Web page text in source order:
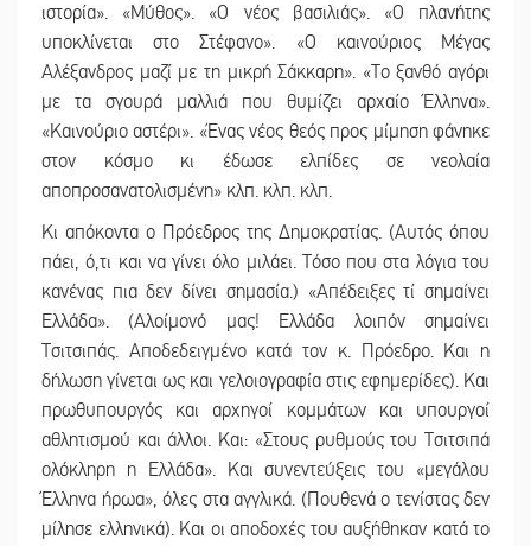
ιστορία». «Μύθος». «Ο νέος βασιλιάς». «Ο πλανήτης
υποκλίνεται στο Στέφανο». «Ο καινούριος Μέγας
Αλέξανδρος μαζί με τη μικρή Σάκκαρη». «Το ξανθό αγόρι
με τα σγουρά μαλλιά που θυμίζει αρχαίο Έλληνα».
«Καινούριο αστέρι». «Ένας νέος θεός προς μίμηση φάνηκε
στον κόσμο κι έδωσε ελπίδες σε νεολαία
αποπροσανατολισμένη» κλπ. κλπ. κλπ.
Κι απόκοντα ο Πρόεδρος της Δημοκρατίας. (Αυτός όπου
πάει, ό,τι και να γίνει όλο μιλάει. Τόσο που στα λόγια του
κανένας πια δεν δίνει σημασία.) «Απέδειξες τί σημαίνει
Ελλάδα». (Αλοίμονό μας! Ελλάδα λοιπόν σημαίνει
Τσιτσιπάς. Αποδεδειγμένο κατά τον κ. Πρόεδρο. Και η
δήλωση γίνεται ως και γελοιογραφία στις εφημερίδες). Και
πρωθυπουργός και αρχηγοί κομμάτων και υπουργοί
αθλητισμού και άλλοι. Και: «Στους ρυθμούς του Τσιτσιπά
ολόκληρη η Ελλάδα». Και συνεντεύξεις του «μεγάλου
Έλληνα ήρωα», όλες στα αγγλικά. (Πουθενά ο τενίστας δεν
μίλησε ελληνικά). Και οι αποδοχές του αυξήθηκαν κατά το